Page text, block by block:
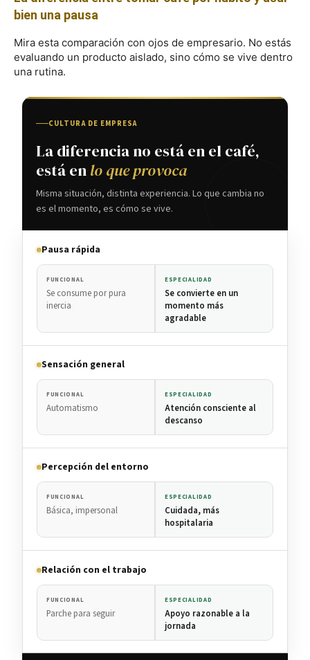
bien una pausa
Mira esta comparación con ojos de empresario. No estás
evaluando un producto aislado, sino cómo se vive dentro
una rutina.
CULTURA DE EMPRESA
La diferencia no está en el café,
está enlo que provoca
Misma situación, distinta experiencia. Lo que cambia no
es el momento, es cómo se vive.
Pausa rápida
FUNCIONAL
Se consume por pura
inercia
ESPECIALIDAD
Se convierte en un
momento más
agradable
Sensación general
FUNCIONAL
Automatismo
ESPECIALIDAD
Atención consciente al
descanso
Percepción del entorno
FUNCIONAL
Básica, impersonal
ESPECIALIDAD
Cuidada, más
hospitalaria
Relación con el trabajo
FUNCIONAL
Parche para seguir
ESPECIALIDAD
Apoyo razonable a la
jornada